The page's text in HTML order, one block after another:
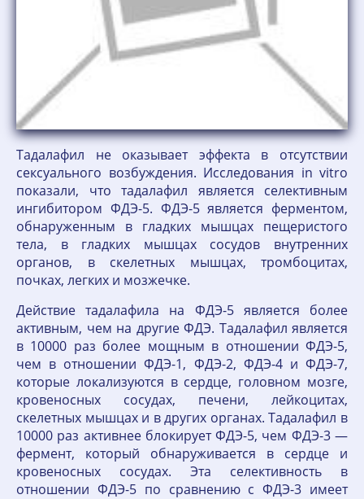
Тадалафил не оказывает эффекта в отсутствии
сексуального возбуждения. Исследования in vitro
показали, что тадалафил является селективным
ингибитором ФДЭ-5. ФДЭ-5 является ферментом,
обнаруженным в гладких мышцах пещеристого
тела, в гладких мышцах сосудов внутренних
органов, в скелетных мышцах, тромбоцитах,
почках, легких и мозжечке.
Действие тадалафила на ФДЭ-5 является более
активным, чем на другие ФДЭ. Тадалафил является
в 10000 раз более мощным в отношении ФДЭ-5,
чем в отношении ФДЭ-1, ФДЭ-2, ФДЭ-4 и ФДЭ-7,
которые локализуются в сердце, головном мозге,
кровеносных сосудах, печени, лейкоцитах,
скелетных мышцах и в других органах. Тадалафил в
10000 раз активнее блокирует ФДЭ-5, чем ФДЭ-3 —
фермент, который обнаруживается в сердце и
кровеносных сосудах. Эта селективность в
отношении ФДЭ-5 по сравнению с ФДЭ-3 имеет